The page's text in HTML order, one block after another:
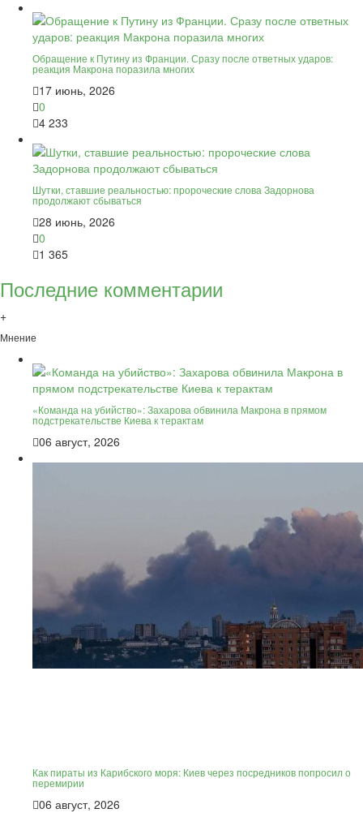
Обращение к Путину из Франции. Сразу после ответных ударов:
реакция Макрона поразила многих
17 июнь, 2026
0
4 233
Шутки, ставшие реальностью: пророческие слова Задорнова
продолжают сбываться
28 июнь, 2026
0
1 365
Последние комментарии
+
Мнение
«Команда на убийство»: Захарова обвинила Макрона в прямом
подстрекательстве Киева к терактам
06 август, 2026
Как пираты из Карибского моря: Киев через посредников попросил о
перемирии
06 август, 2026